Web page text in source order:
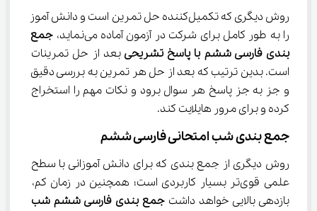
روش دیگری که تکمیل‌کننده حل تمرین است و دانش آموز
را به طور کامل برای شرکت در آزمون آماده می‌نماید،
جمع
بندی فارسی ششم با پاسخ تشریحی بعد از حل تمرینات
است. بدین ترتیب که بعد از حل هر تمرین به بررسی دقیق
و جز به جز پاسخ هر سوال برود و نکات مهم را استخراج
کرده و برای مرور هایلایت کند.
جمع بندی شب امتحانی فارسی ششم
روش دیگری از جمع بندی که برای دانش آموزانی با سطح
علمی قوی‌تر بسیار کاربردی است؛ همچنین در زمان کم،
بازدهی بالایی خواهد داشت جمع بندی فارسی ششم شب